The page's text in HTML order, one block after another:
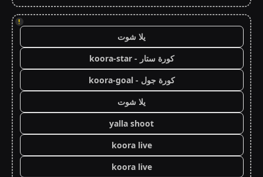
!
يلا شوت
كورة ستار - koora-star
كورة جول - koora-goal
يلا شوت
yalla shoot
koora live
koora live